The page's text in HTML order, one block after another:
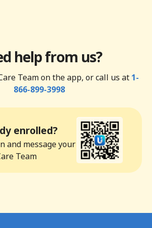
help from us?
Team on the app, or call us at 1-
866-899-3998
enrolled?
and message your
Team